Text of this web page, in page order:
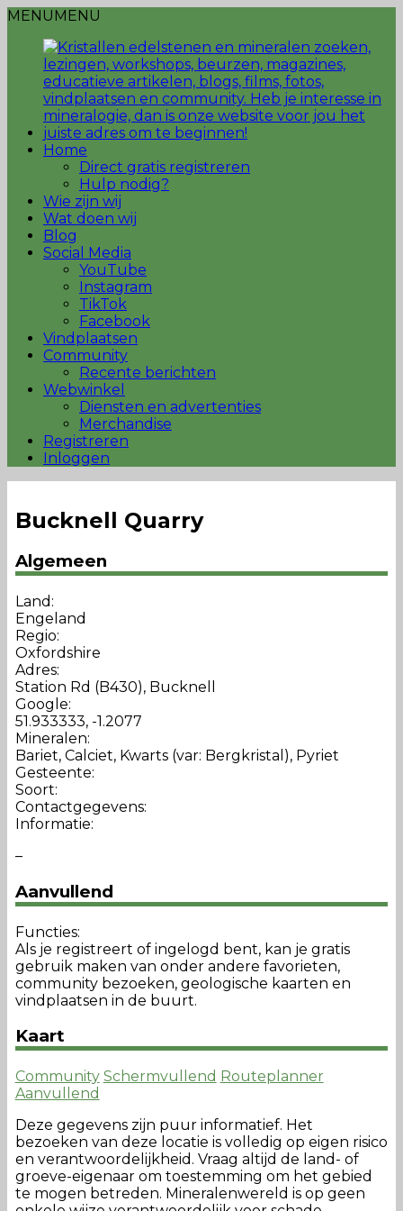
MENUMENU
Home
Direct gratis registreren
Hulp nodig?
Wie zijn wij
Wat doen wij
Blog
Social Media
YouTube
Instagram
TikTok
Facebook
Vindplaatsen
Community
Recente berichten
Webwinkel
Diensten en advertenties
Merchandise
Registreren
Inloggen
Bucknell Quarry
Algemeen
Land:
Engeland
Regio:
Oxfordshire
Adres:
Station Rd (B430), Bucknell
Google:
51.933333, -1.2077
Mineralen:
Bariet, Calciet, Kwarts (var: Bergkristal), Pyriet
Gesteente:
Soort:
Contactgegevens:
Informatie:
–
Aanvullend
Functies:
Als je registreert of ingelogd bent, kan je gratis
gebruik maken van onder andere favorieten,
community bezoeken, geologische kaarten en
vindplaatsen in de buurt.
Kaart
Community Schermvullend Routeplanner
Aanvullend
Deze gegevens zijn puur informatief. Het
bezoeken van deze locatie is volledig op eigen risico
en verantwoordelijkheid. Vraag altijd de land- of
groeve-eigenaar om toestemming om het gebied
te mogen betreden. Mineralenwereld is op geen